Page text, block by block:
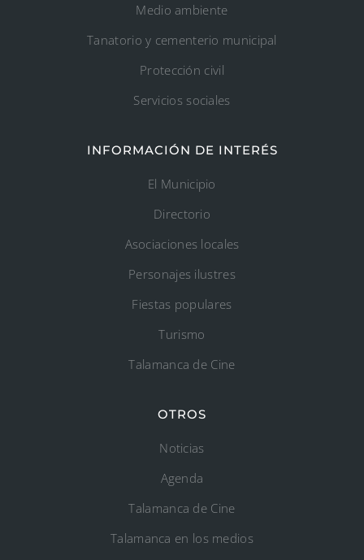
Medio ambiente
Tanatorio y cementerio municipal
Protección civil
Servicios sociales
INFORMACIÓN DE INTERÉS
El Municipio
Directorio
Asociaciones locales
Personajes ilustres
Fiestas populares
Turismo
Talamanca de Cine
OTROS
Noticias
Agenda
Talamanca de Cine
Talamanca en los medios